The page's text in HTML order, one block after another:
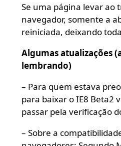
Se uma página levar ao
navegador, somente a
reiniciada, deixando
Algumas atualizações
lembrando)
– Para quem estava
para baixar o IE8 Beta2
passar pela verificação
– Sobre a